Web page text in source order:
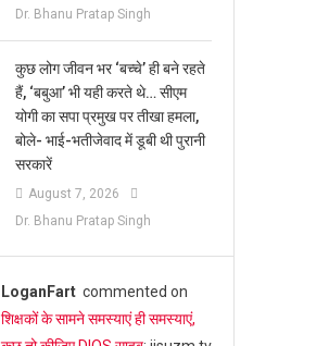
Dr. Bhanu Pratap Singh
कुछ लोग जीवन भर ‘बच्चे’ ही बने रहते
हैं, ‘बबुआ’ भी यही करते थे… सीएम
योगी का सपा प्रमुख पर तीखा हमला,
बोले- भाई-भतीजेवाद में डूबी थी पुरानी
सरकारें
August 7, 2026
Dr. Bhanu Pratap Singh
LoganFartcommented on
शिक्षकों के सामने समस्याएं ही समस्याएं,